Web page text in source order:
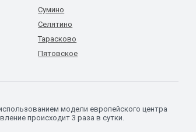
Сумино
Селятино
Тарасково
Пятовское
модели европейского центра
происходит 3 раза в сутки.